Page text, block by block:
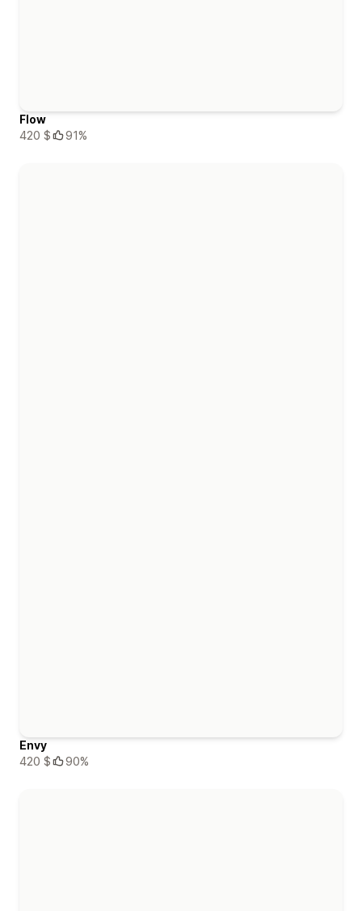
Flow
420 $
91%
Envy
420 $
90%